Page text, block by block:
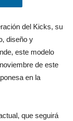
del Kicks, su
diseño y
este modelo
de este
en la
que seguirá